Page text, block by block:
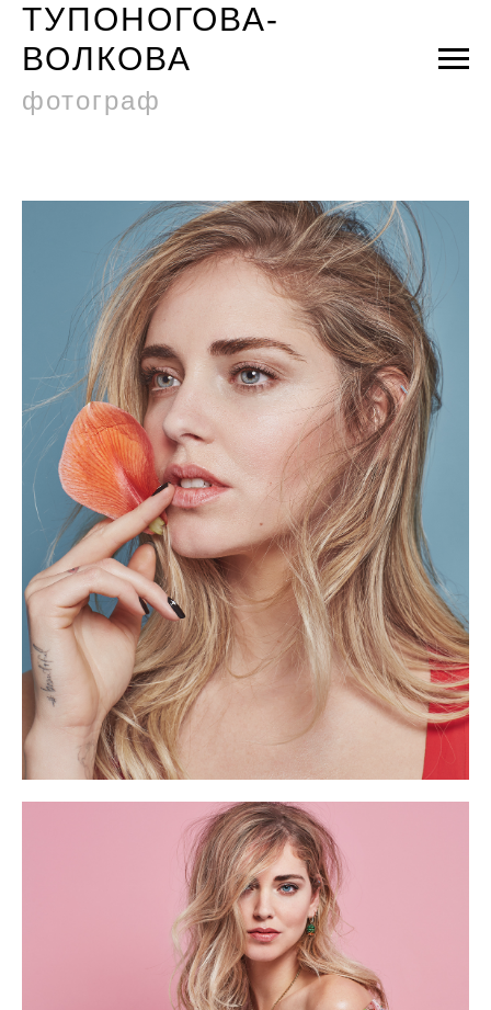
ТУПОНОГОВА-
ВОЛКОВА
фотограф